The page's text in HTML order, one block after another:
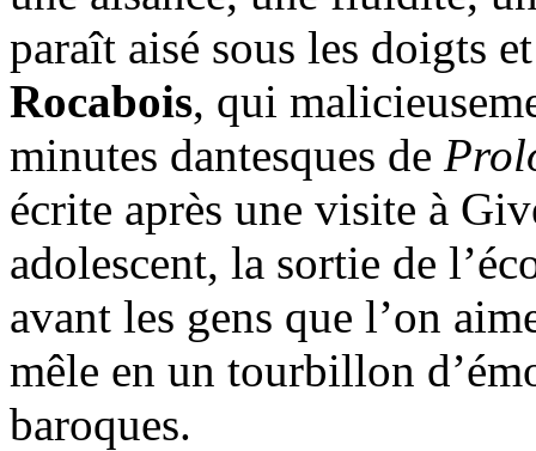
paraît aisé sous les doigts
Rocabois, qui
minutes dantesques de
écrite après une visite à
adolescent, la sortie de
avant les gens que l’on
mêle en un tourbillon
baroques.